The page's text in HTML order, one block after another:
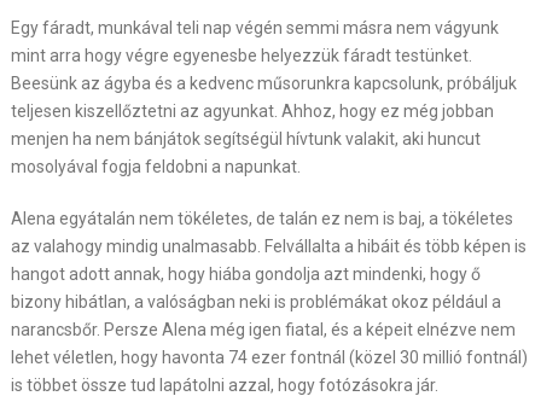
Egy fáradt, munkával teli nap végén semmi másra nem vágyunk
mint arra hogy végre egyenesbe helyezzük fáradt testünket.
Beesünk az ágyba és a kedvenc műsorunkra kapcsolunk, próbáljuk
teljesen kiszellőztetni az agyunkat. Ahhoz, hogy ez még jobban
menjen ha nem bánjátok segítségül hívtunk valakit, aki huncut
mosolyával fogja feldobni a napunkat.
Alena egyátalán nem tökéletes, de talán ez nem is baj, a tökéletes
az valahogy mindig unalmasabb. Felvállalta a hibáit és több képen is
hangot adott annak, hogy hiába gondolja azt mindenki, hogy ő
bizony hibátlan, a valóságban neki is problémákat okoz például a
narancsbőr. Persze Alena még igen fiatal, és a képeit elnézve nem
lehet véletlen, hogy havonta 74 ezer fontnál (közel 30 millió fontnál)
is többet össze tud lapátolni azzal, hogy fotózásokra jár.